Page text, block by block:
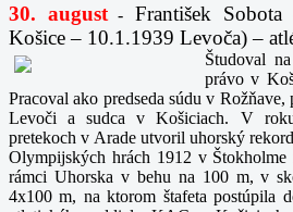
30. august-
František Sobota
Košice – 10.1.1939 Levoča) –
Študoval
právo v
Pracoval ako predseda súdu v Rožňave,
Levoči a sudca v Košiciach. V
pretekoch v Arade utvoril uhorský
Olympijských hrách 1912 v Štokholme
rámci Uhorska v behu na 100 m, v
4x100 m, na ktorom štafeta postúpila